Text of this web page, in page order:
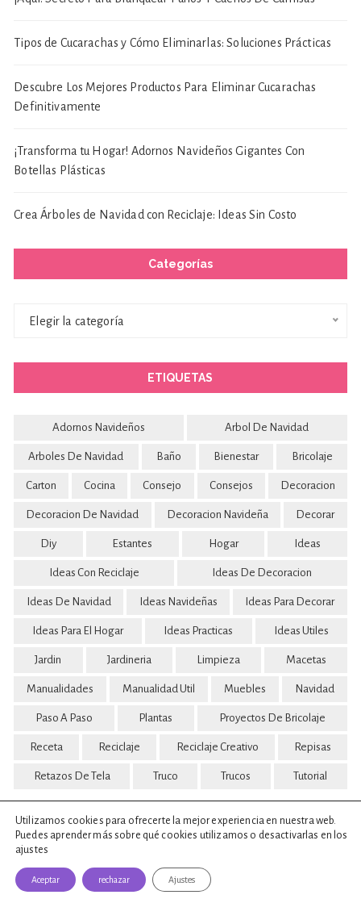
Tipos de Cucarachas y Cómo Eliminarlas: Soluciones Prácticas
Descubre Los Mejores Productos Para Eliminar Cucarachas
Definitivamente
¡Transforma tu Hogar! Adornos Navideños Gigantes Con
Botellas Plásticas
Crea Árboles de Navidad con Reciclaje: Ideas Sin Costo
Categorías
Elegir la categoría
ETIQUETAS
Adornos Navideños Arbol De Navidad
Arboles De Navidad Baño Bienestar Bricolaje
Carton Cocina Consejo Consejos Decoracion
Decoracion De Navidad Decoracion Navideña Decorar
Diy Estantes Hogar Ideas
Ideas Con Reciclaje Ideas De Decoracion
Ideas De Navidad Ideas Navideñas Ideas Para Decorar
Ideas Para El Hogar Ideas Practicas Ideas Utiles
Jardin Jardineria Limpieza Macetas
Manualidades Manualidad Util Muebles Navidad
Paso A Paso Plantas Proyectos De Bricolaje
Receta Reciclaje Reciclaje Creativo Repisas
Retazos De Tela Truco Trucos Tutorial
© 2022 - 2026 Ideas Para Tu Hogar | Todos Los Derechos Reservados.
Utilizamos cookies para ofrecerte la mejor experiencia en nuestra web.
Puedes aprender más sobre qué cookies utilizamos o desactivarlas en los
ajustes
Aceptar rechazar Ajustes